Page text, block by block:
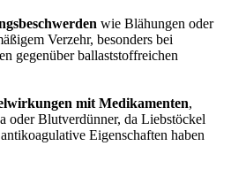
wie Blähungen oder
Verzehr, besonders bei
gegenüber ballaststoffreichen
mit Medikamenten,
oder Blutverdünner, da Liebstöckel
Eigenschaften haben